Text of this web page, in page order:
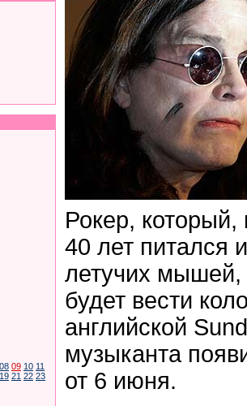
08 09 10 11
19 21 22 23
Рокер, который,
40 лет питался
летучих мышей,
будет вести
английской
музыканта
от 6 июня.